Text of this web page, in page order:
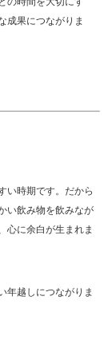
成果につながりま
い時期です。だから
い飲み物を飲みなが
心に余白が生まれま
年越しにつながりま